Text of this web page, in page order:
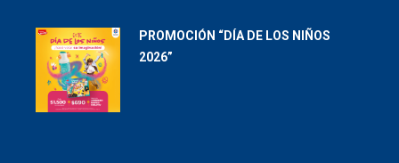
PROMOCIÓN “DÍA DE LOS NIÑOS
2026”